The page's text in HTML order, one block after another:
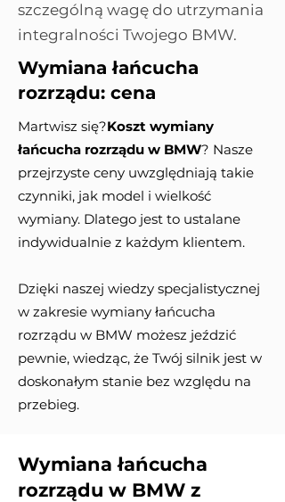
szczególną wagę do utrzymania
integralności Twojego BMW.
Wymiana łańcucha
rozrządu: cena
Martwisz się?Koszt wymiany
łańcucha rozrządu w BMW? Nasze
przejrzyste ceny uwzględniają takie
czynniki, jak model i wielkość
wymiany. Dlatego jest to ustalane
indywidualnie z każdym klientem.
Dzięki naszej wiedzy specjalistycznej
w zakresie wymiany łańcucha
rozrządu w BMW możesz jeździć
pewnie, wiedząc, że Twój silnik jest w
doskonałym stanie bez względu na
przebieg.
Wymiana łańcucha
rozrządu w BMW z